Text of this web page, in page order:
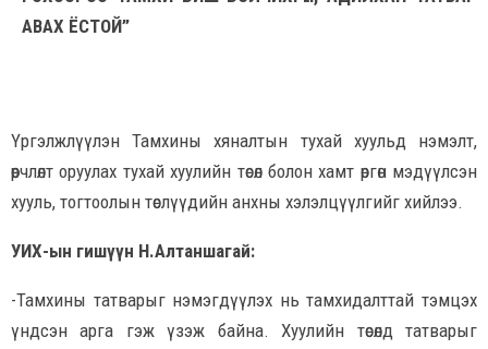
АВАХ ЁСТОЙ”
Үргэлжлүүлэн Тамхины хяналтын тухай хуульд нэмэлт,
өөрчлөлт оруулах тухай хуулийн төсөл болон хамт өргөн мэдүүлсэн
хууль, тогтоолын төслүүдийн анхны хэлэлцүүлгийг хийлээ.
УИХ-ын гишүүн Н.Алтаншагай:
-Тамхины татварыг нэмэгдүүлэх нь тамхидалттай тэмцэх
үндсэн арга гэж үзэж байна. Хуулийн төсөлд татварыг